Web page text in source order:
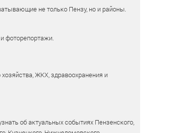
не только Пензу, но и районы.
фоторепортажи.
ЖКХ, здравоохранения и
об актуальных событиях Пензенского,